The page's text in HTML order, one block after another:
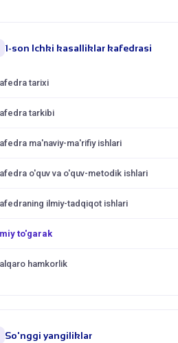
1-son Ichki kasalliklar kafedrasi
tarixi
tarkibi
ma'naviy-ma'rifiy ishlari
o'quv va o'quv-metodik ishlari
ilmiy-tadqiqot ishlari
to'garak
hamkorlik
So'nggi yangiliklar